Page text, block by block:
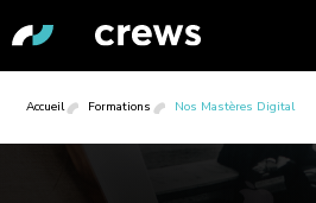
Accueil Formations Nos Mastères Digital